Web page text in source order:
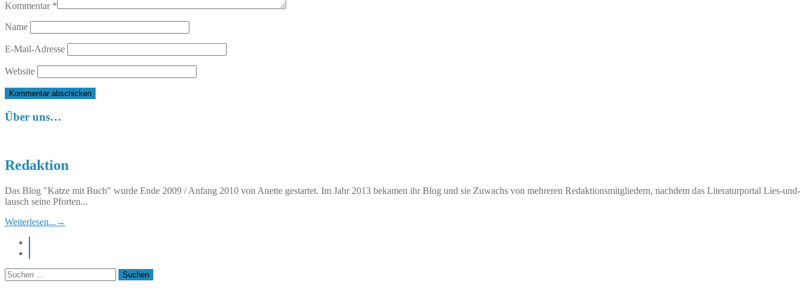
Kommentar *
Name
E-Mail-Adresse
Website
Über uns…
Redaktion
Das Blog "Katze mit Buch" wurde Ende 2009 / Anfang 2010 von Anette gestartet. Im Jahr 2013 bekamen ihr Blog und sie Zuwachs von mehreren Redaktionsmitgliedern, nachdem das Literaturportal Lies-und-
lausch seine Pforten...
Weiterlesen... →
Suchen
nach: